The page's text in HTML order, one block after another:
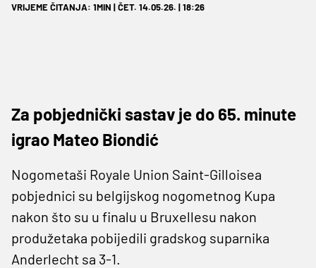
VRIJEME ČITANJA: 1MIN | ČET. 14.05.26. | 18:26
Za pobjednički sastav je do 65. minute
igrao Mateo Biondić
Nogometaši Royale Union Saint-Gilloisea
pobjednici su belgijskog nogometnog Kupa
nakon što su u finalu u Bruxellesu nakon
produžetaka pobijedili gradskog suparnika
Anderlecht sa 3-1.